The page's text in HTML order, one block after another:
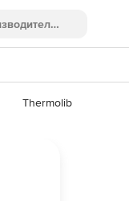
Thermolib